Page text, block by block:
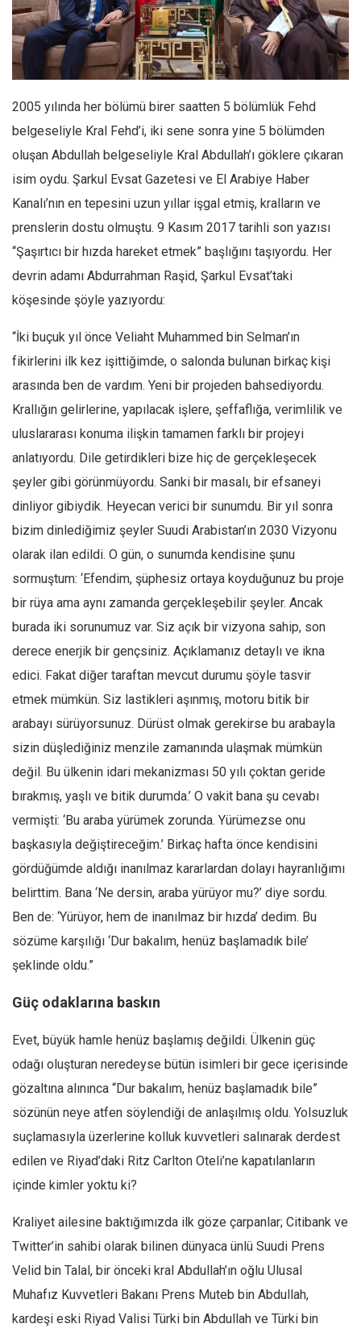
Facebook
Instagram
YouTube
Kemal Özer
Mahmut Toptaş
Yvonne Ridley
Barış Tarımcıoğlu
Ömer Kayani
Yusuf Armağan
Hasanali Yıldırım
Leyla Şerif Emin
Selçuk Türkyılmaz
Mehmet Ali Tekin
Abir E. Nahas
Amina S. Jenenkovic
Bağdagül Öz
Esra Elönü
Bu Sayı
Tüm Sayılar
Kategoriler
Kültür Sanat
7 soruda bu hafta
Ekonomi
Spor
Manzara
Sağlık
Gıda-Beslenme
Hayat
Türkiye
Siyaset
Asya
Afrika
İslam Dünyası
Amerika
Avustralya
Tarih
Düşünce
Dosyalar
2005 yılında her bölümü birer saatten 5 bölümlük Fehd
belgeseliyle Kral Fehd’i, iki sene sonra yine 5 bölümden
oluşan Abdullah belgeseliyle Kral Abdullah’ı göklere çıkaran
isim oydu. Şarkul Evsat Gazetesi ve El Arabiye Haber
Kanalı’nın en tepesini uzun yıllar işgal etmiş, kralların ve
prenslerin dostu olmuştu. 9 Kasım 2017 tarihli son yazısı
“Şaşırtıcı bir hızda hareket etmek” başlığını taşıyordu. Her
devrin adamı Abdurrahman Raşid, Şarkul Evsat’taki
köşesinde şöyle yazıyordu:
“İki buçuk yıl önce Veliaht Muhammed bin Selman’ın
fikirlerini ilk kez işittiğimde, o salonda bulunan birkaç kişi
arasında ben de vardım. Yeni bir projeden bahsediyordu.
Krallığın gelirlerine, yapılacak işlere, şeffaflığa, verimlilik ve
uluslararası konuma ilişkin tamamen farklı bir projeyi
anlatıyordu. Dile getirdikleri bize hiç de gerçekleşecek
şeyler gibi görünmüyordu. Sanki bir masalı, bir efsaneyi
dinliyor gibiydik. Heyecan verici bir sunumdu. Bir yıl sonra
bizim dinlediğimiz şeyler Suudi Arabistan’ın 2030 Vizyonu
olarak ilan edildi. O gün, o sunumda kendisine şunu
sormuştum: ‘Efendim, şüphesiz ortaya koyduğunuz bu proje
bir rüya ama aynı zamanda gerçekleşebilir şeyler. Ancak
burada iki sorunumuz var. Siz açık bir vizyona sahip, son
derece enerjik bir gençsiniz. Açıklamanız detaylı ve ikna
edici. Fakat diğer taraftan mevcut durumu şöyle tasvir
etmek mümkün. Siz lastikleri aşınmış, motoru bitik bir
arabayı sürüyorsunuz. Dürüst olmak gerekirse bu arabayla
sizin düşlediğiniz menzile zamanında ulaşmak mümkün
değil. Bu ülkenin idari mekanizması 50 yılı çoktan geride
bırakmış, yaşlı ve bitik durumda.’ O vakit bana şu cevabı
vermişti: ‘Bu araba yürümek zorunda. Yürümezse onu
başkasıyla değiştireceğim.’ Birkaç hafta önce kendisini
gördüğümde aldığı inanılmaz kararlardan dolayı hayranlığımı
belirttim. Bana ‘Ne dersin, araba yürüyor mu?’ diye sordu.
Ben de: ‘Yürüyor, hem de inanılmaz bir hızda’ dedim. Bu
sözüme karşılığı ‘Dur bakalım, henüz başlamadık bile’
şeklinde oldu.”
Güç odaklarına baskın
Evet, büyük hamle henüz başlamış değildi. Ülkenin güç
odağı oluşturan neredeyse bütün isimleri bir gece içerisinde
gözaltına alınınca “Dur bakalım, henüz başlamadık bile”
sözünün neye atfen söylendiği de anlaşılmış oldu. Yolsuzluk
suçlamasıyla üzerlerine kolluk kuvvetleri salınarak derdest
edilen ve Riyad’daki Ritz Carlton Oteli’ne kapatılanların
içinde kimler yoktu ki?
Kraliyet ailesine baktığımızda ilk göze çarpanlar; Citibank ve
Twitter’in sahibi olarak bilinen dünyaca ünlü Suudi Prens
Velid bin Talal, bir önceki kral Abdullah’ın oğlu Ulusal
Muhafız Kuvvetleri Bakanı Prens Muteb bin Abdullah,
kardeşi eski Riyad Valisi Türki bin Abdullah ve Türki bin